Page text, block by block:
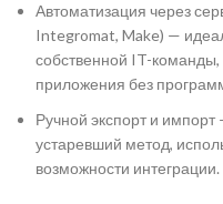
Автоматизация через
Integromat, Make) —
собственной IT-команды,
приложения без
Ручной экспорт и
устаревший метод,
возможности интеграции.